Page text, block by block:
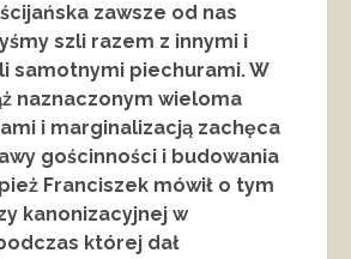
zawsze od nas
szli razem z innymi i
samotnymi piechurami. W
naznaczonym wieloma
i marginalizacją zachęca
gościnności i budowania
Franciszek mówił o tym
kanonizacyjnej w
której dał